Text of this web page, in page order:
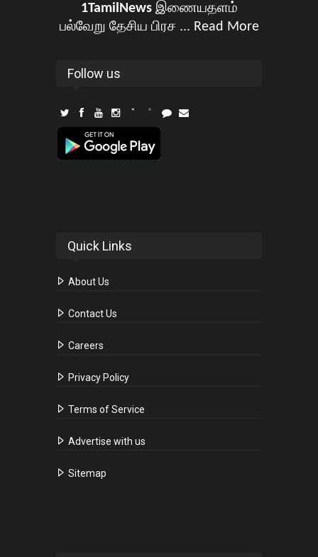
1TamilNewsஇணையதளம்
பல்வேறு தேசிய பிரச ... Read More
Follow us
Quick Links
About Us
Contact Us
Careers
Privacy Policy
Terms of Service
Advertise with us
Sitemap